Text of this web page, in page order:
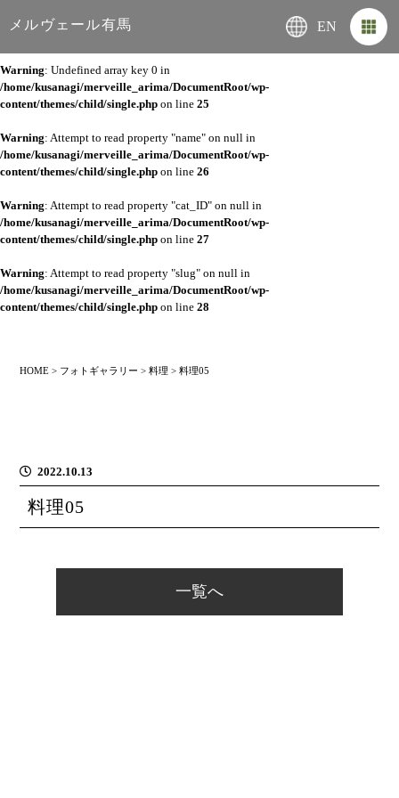
メルヴェール有馬 EN
Warning: Undefined array key 0 in
/home/kusanagi/merveille_arima/DocumentRoot/wp-
content/themes/child/single.php on line 25
Warning: Attempt to read property "name" on null in
/home/kusanagi/merveille_arima/DocumentRoot/wp-
content/themes/child/single.php on line 26
Warning: Attempt to read property "cat_ID" on null in
/home/kusanagi/merveille_arima/DocumentRoot/wp-
content/themes/child/single.php on line 27
Warning: Attempt to read property "slug" on null in
/home/kusanagi/merveille_arima/DocumentRoot/wp-
content/themes/child/single.php on line 28
HOME > フォトギャラリー >料理 >料理05
2022.10.13
料理05
一覧へ